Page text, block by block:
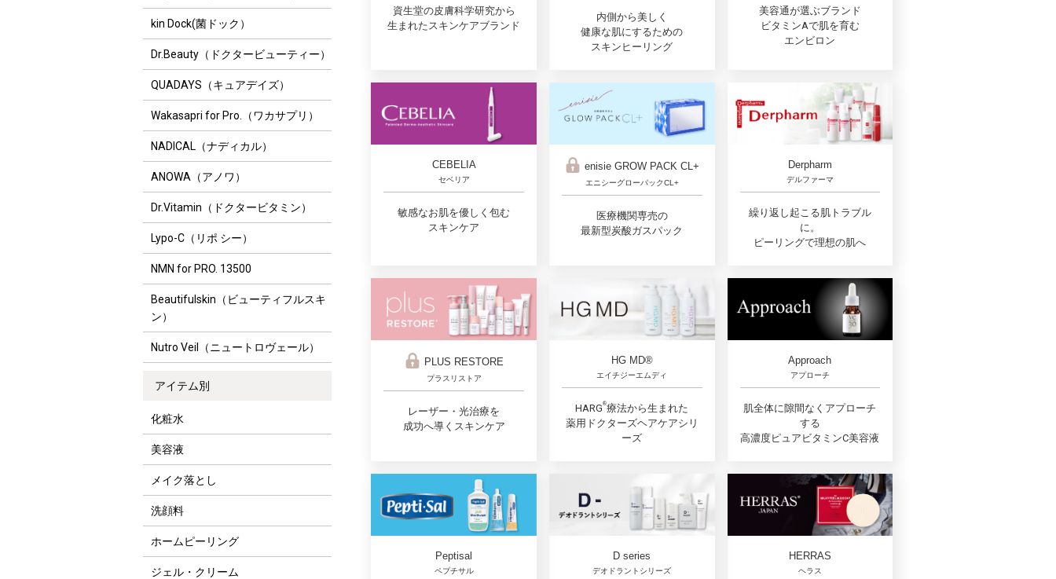
kin Dock(菌ドック）
Dr.Beauty（ドクタービューティー）
QUADAYS（キュアデイズ）
Wakasapri for Pro.（ワカサプリ）
NADICAL（ナディカル）
ANOWA（アノワ）
Dr.Vitamin（ドクタービタミン）
Lypo-C（リポ シー）
NMN for PRO. 13500
Beautifulskin（ビューティフルスキ
ン）
Nutro Veil（ニュートロヴェール）
アイテム別
化粧水
美容液
メイク落とし
洗顔料
ホームピーリング
ジェル・クリーム
資生堂の皮膚科学研究から
生まれたスキンケアブランド
内側から美しく
健康な肌にするための
スキンヒーリング
美容通が選ぶブランド
ビタミンAで肌を育む
エンビロン
CEBELIA
セベリア
敏感なお肌を優しく包む
スキンケア
enisie GROW PACK CL+
エニシーグローパックCL+
医療機関専売の
最新型炭酸ガスパック
Derpharm
デルファーマ
繰り返し起こる肌トラブル
に。
ピーリングで理想の肌へ
PLUS RESTORE
プラスリストア
レーザー・光治療を
成功へ導くスキンケア
HG MD®
エイチジーエムディ
HARG®︎療法から生まれた
薬用ドクターズヘアケアシリ
ーズ
Approach
アプローチ
肌全体に隙間なくアプローチ
する
高濃度ピュアビタミンC美容液
Peptisal
ペプチサル
D series
デオドラントシリーズ
HERRAS
ヘラス